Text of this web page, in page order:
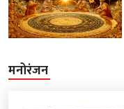
मनोरंजन